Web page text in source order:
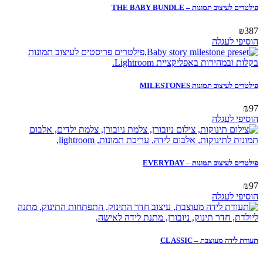
פילטרים לעיצוב תמונות – THE BABY BUNDLE
₪387
הוסיפי לעגלה
פילטרים לעיצוב תמונות MILESTONES
₪97
הוסיפי לעגלה
פילטרים לעיצוב תמונות – EVERYDAY
₪97
הוסיפי לעגלה
תעודת לידה מעוצבת – CLASSIC